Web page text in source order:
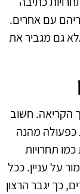
עם אחרים.
גם מגביר את
הקריאה. חשוב
כפעולה מהנה
תחרויות
על עניין. ככל
כך יגבר הרצון